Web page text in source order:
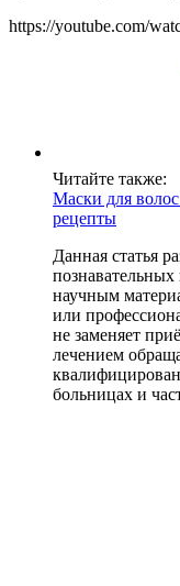
https://youtube.com/
Читайте также:
Маски для
рецепты
Данная статья
познавательных
научным
или
не заменяет
лечением
больницах и